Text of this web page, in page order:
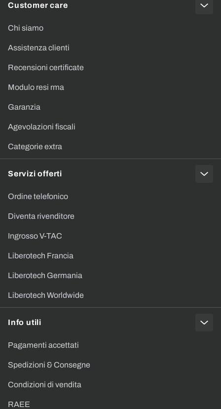
Customer care
Chi siamo
Assistenza clienti
Recensioni certificate
Modulo resi rma
Garanzia
Agevolazioni fiscali
Categorie extra
Servizi offerti
Ordine telefonico
Diventa rivenditore
Ingrosso V-TAC
Liberotech Francia
Liberotech Germania
Liberotech Worldwide
Info utili
Pagamenti accettati
Spedizioni & Consegne
Condizioni di vendita
RAEE